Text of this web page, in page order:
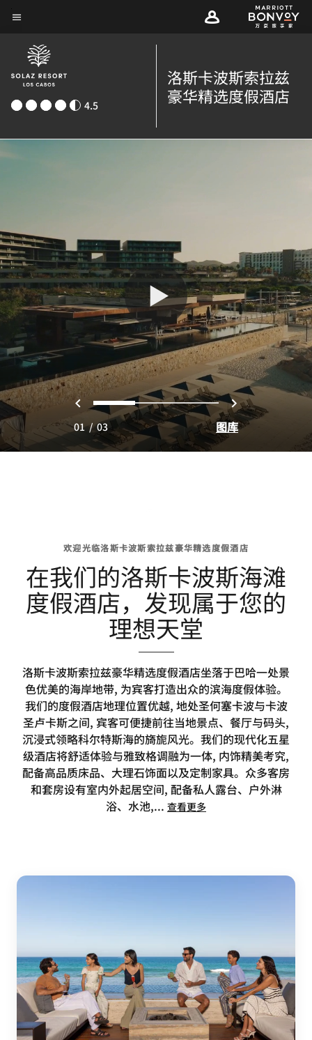
Skip
main
content
4.5
洛斯卡波斯索拉兹
豪华精选度假酒店
上一页
0 1 2 下一页
01/03 图库
欢迎光临洛斯卡波斯索拉兹豪华精选度假酒店
在我们的洛斯卡波斯海滩
度假酒店，发现属于您的
理想天堂
洛斯卡波斯索拉兹豪华精选度假酒店坐落于巴哈一处景
色优美的海岸地带, 为宾客打造出众的滨海度假体验。
我们的度假酒店地理位置优越, 地处圣何塞卡波与卡波
圣卢卡斯之间, 宾客可便捷前往当地景点、餐厅与码头,
沉浸式领略科尔特斯海的旖旎风光。我们的现代化五星
级酒店将舒适体验与雅致格调融为一体, 内饰精美考究,
配备高品质床品、大理石饰面以及定制家具。众多客房
和套房设有室内外起居空间, 配备私人露台、户外淋
浴、水池,... 查看更多